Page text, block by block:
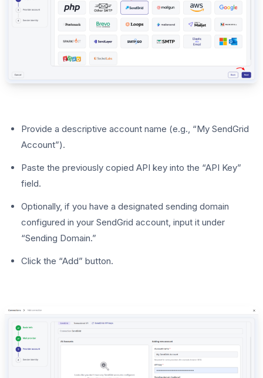
Provide a descriptive account name (e.g., “My SendGrid
Account”).
Paste the previously copied API key into the “API Key”
field.
Optionally, if you have a designated sending domain
configured in your SendGrid account, input it under
“Sending Domain.”
Click the “Add” button.